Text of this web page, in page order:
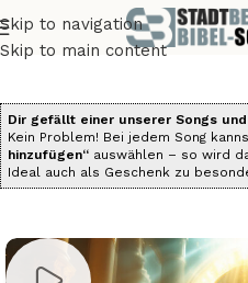
Skip to navigation
Skip to main content
Start Alle Bibelsongs Die
Dir gefällt einer unserer Songs
Kein Problem! Bei jedem Song
hinzufügen“ auswählen – so wird
Ideal auch als Geschenk zu